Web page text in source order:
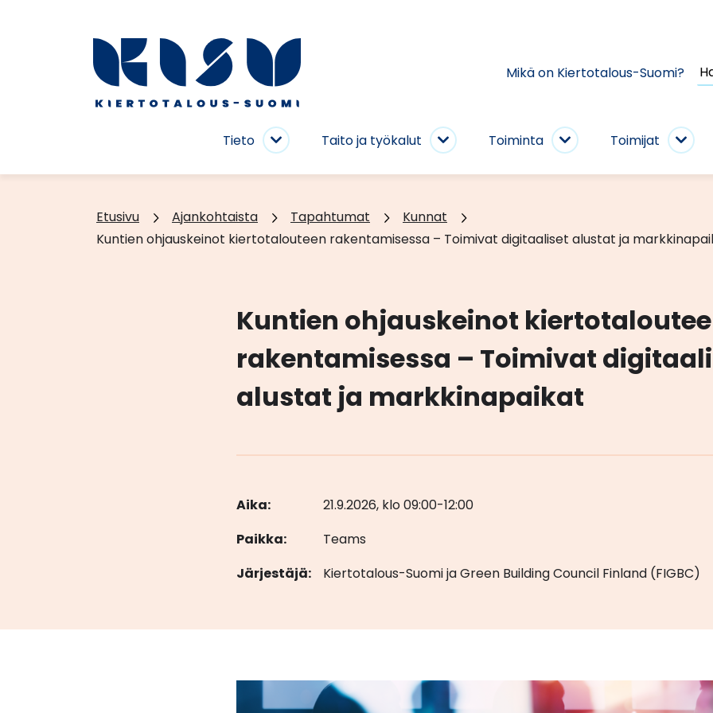
Etusivu
Mikä on Kiertotalous-Suomi?
Tieto
Tieto
Taito ja työkalut
Taito
Toiminta
ToimintaToimijat
Etusivu Ajankohtaista Tapahtumat
Kunnat
Kuntien ohjauskeinot kiertotalouteen rakentamisessa – Toimivat digitaaliset alustat ja
Kuntien ohjauskeinot
rakentamisessa – Toimivat
alustat ja markkinapaikat
Aika:
21.9.2026, klo 09:00-12:00
Paikka:
Teams
Järjestäjä:
Kiertotalous-Suomi ja Green Building Council Finland (FIGBC)